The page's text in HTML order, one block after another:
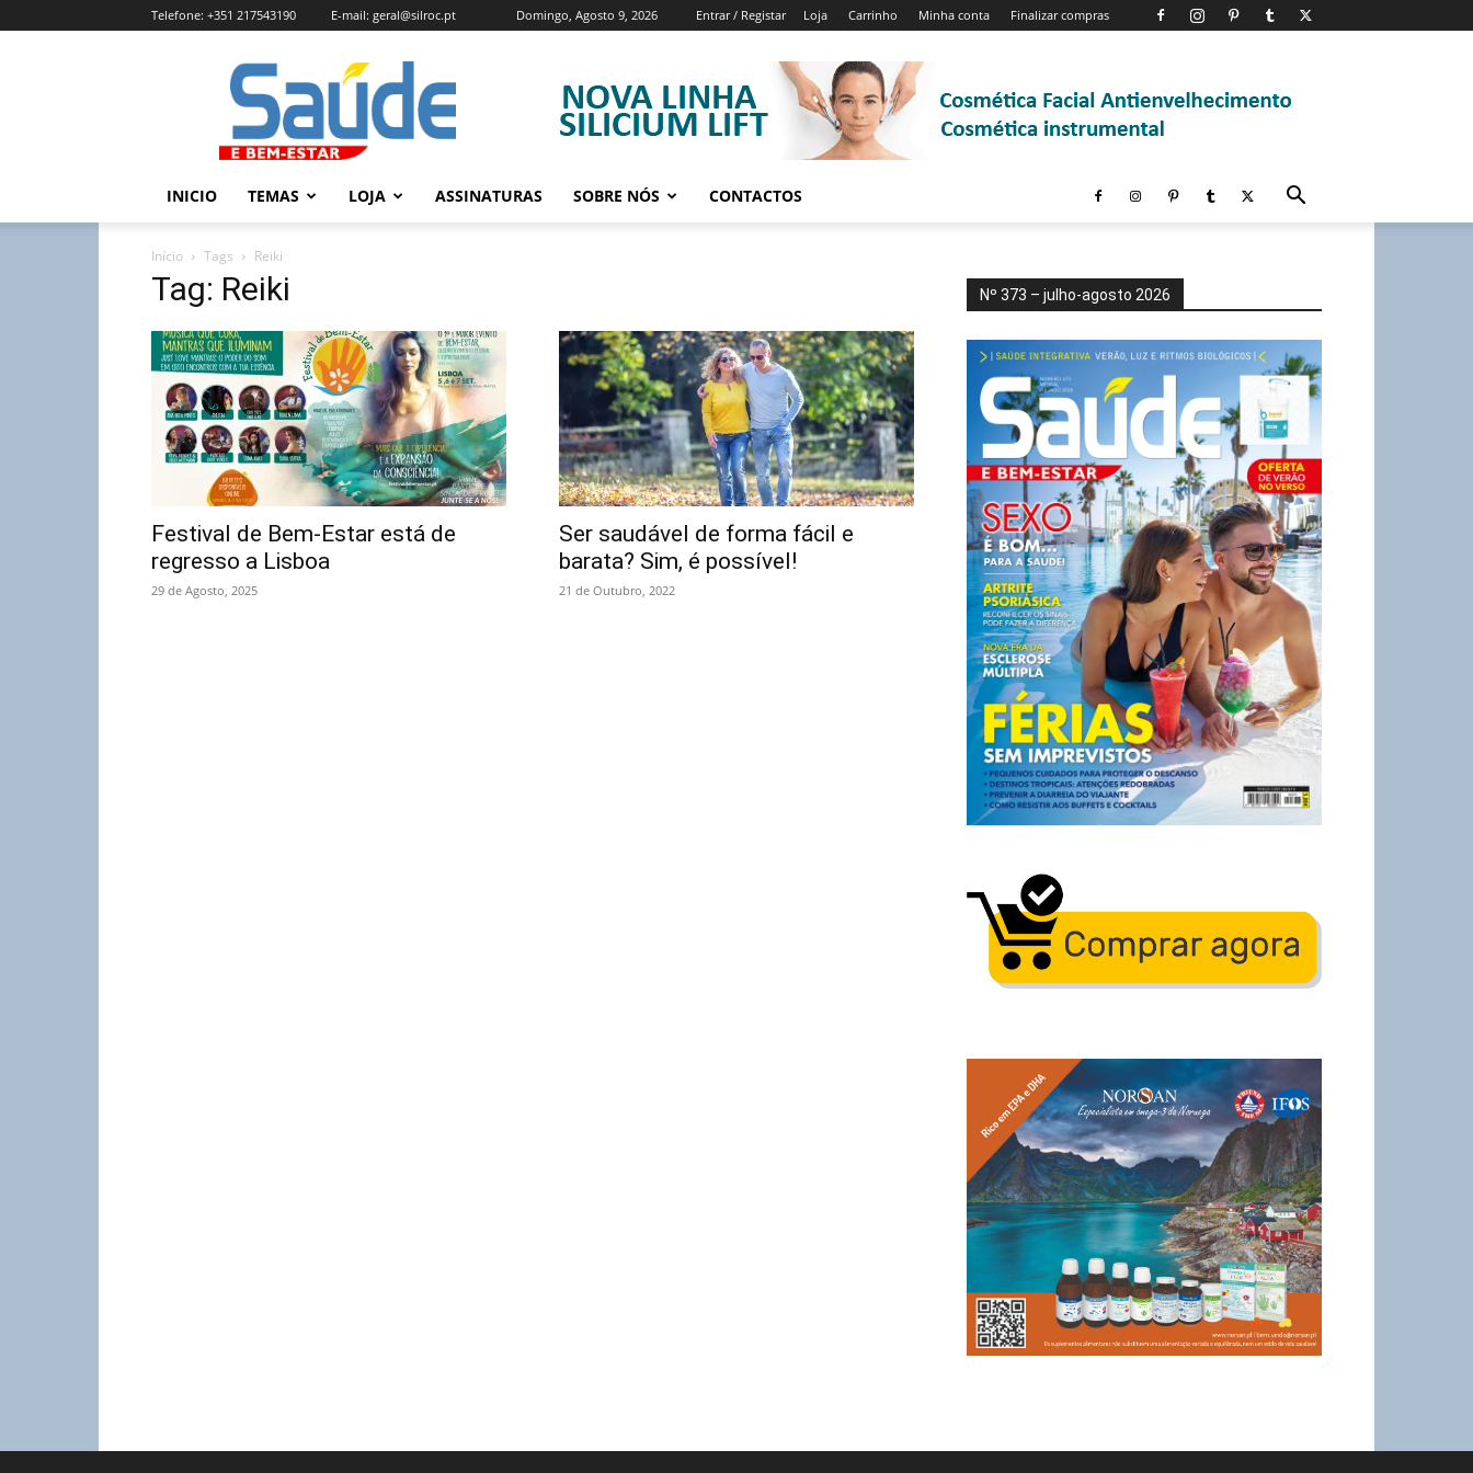
Domingo, Agosto 9, 2026 Entrar / Registar Loja Carrinho Minha conta Finalizar compras
Telefone: +351 217543190 E-mail: geral@silroc.pt
Revista
Saúde
e
Bem
Estar
Edição
INICIO TEMAS LOJA ASSINATURAS SOBRE NÓS CONTACTOS
Início Tags Reiki
Tag: Reiki
Festival de Bem-Estar está de
regresso a Lisboa
29 de Agosto, 2025
Ser saudável de forma fácil e
barata? Sim, é possível!
21 de Outubro, 2022
Nº 373 – julho-agosto 2026